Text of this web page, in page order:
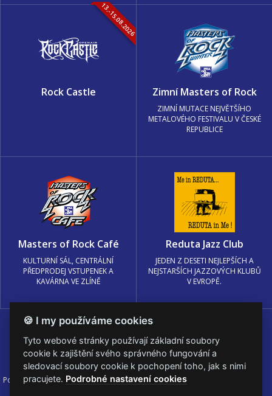
13.-15.08.2026
Rock Castle Zimní Masters of Rock
ZIMNÍ MUTACE NEJVĚTŠÍHO
METALOVÉHO FESTIVALU V ČESKÉ
REPUBLICE
Masters of Rock Café
KULTURNÍ SÁL, CENTRÁLNÍ
PŘEDPRODEJ VSTUPENEK A
KAVÁRNA VE ZLÍNĚ
Reduta Jazz Club
JEDEN Z DESETI NEJLEPŠÍCH A
NEJSTARŠÍCH JAZZOVÝCH KLUBŮ
V EVROPĚ.
Podmínky užití 🍪 Změnit nastavení cookies.
🍪 I my používáme cookies
Tyto webové stránky používají základní soubory
cookie k zajištění svého správného fungování a
sledovací soubory cookie k pochopení toho, jak s nimi
pracujete. Podrobné nastavení cookies